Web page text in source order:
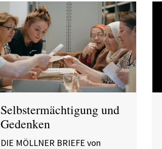
Selbstermächtigung und
Gedenken
DIE MÖLLNER BRIEFE von